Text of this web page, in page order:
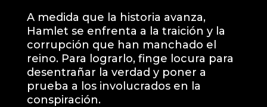
A medida que la historia avanza,
Hamlet se enfrenta a la traición y la
corrupción que han manchado el
reino. Para lograrlo, finge locura para
desentrañar la verdad y poner a
prueba a los involucrados en la
conspiración.